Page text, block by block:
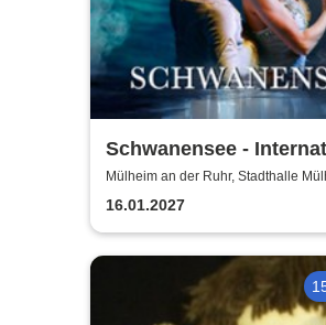
Schwanensee -
Ballet Company Italia
Mülheim an der Ruhr, Stadthalle
16.01.2027